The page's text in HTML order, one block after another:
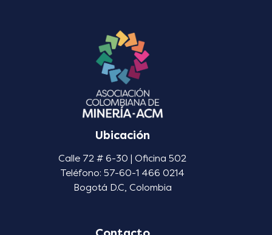
Ubicación
Calle 72 # 6-30 | Oficina 502
Teléfono: 57-60-1 466 0214
Bogotá D.C, Colombia